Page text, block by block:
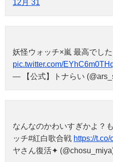
12月 31
妖怪ウォッチ×嵐 最高でした
pic.twitter.com/
— 【公式】トナらい
なんなのかわいすぎかよ？
ッチ#紅白歌合戦 https://
ヤさん復活✦